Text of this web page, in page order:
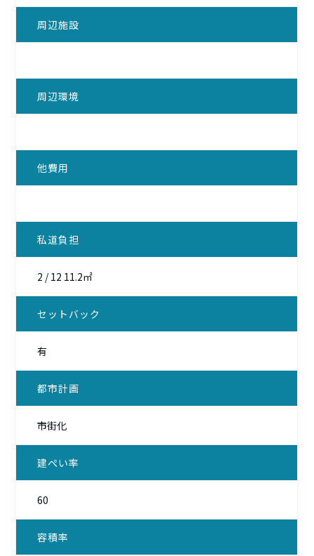
周辺施設
周辺環境
他費用
私道負担
2 / 12 11.2㎡
セットバック
有
都市計画
市街化
建ぺい率
60
容積率